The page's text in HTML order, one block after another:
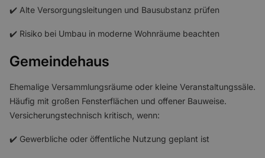
✔️ Alte Versorgungsleitungen und Bausubstanz prüfen
✔️ Risiko bei Umbau in moderne Wohnräume beachten
Gemeindehaus
Ehemalige Versammlungsräume oder kleine Veranstaltungssäle.
Häufig mit großen Fensterflächen und offener Bauweise.
Versicherungstechnisch kritisch, wenn:
✔️ Gewerbliche oder öffentliche Nutzung geplant ist